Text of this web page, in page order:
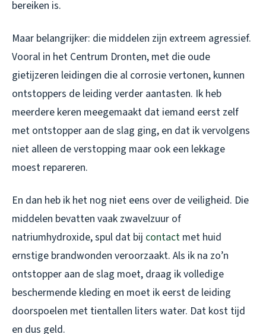
bereiken is.
Maar belangrijker: die middelen zijn extreem agressief.
Vooral in het Centrum Dronten, met die oude
gietijzeren leidingen die al corrosie vertonen, kunnen
ontstoppers de leiding verder aantasten. Ik heb
meerdere keren meegemaakt dat iemand eerst zelf
met ontstopper aan de slag ging, en dat ik vervolgens
niet alleen de verstopping maar ook een lekkage
moest repareren.
En dan heb ik het nog niet eens over de veiligheid. Die
middelen bevatten vaak zwavelzuur of
natriumhydroxide, spul dat bij contact met huid
ernstige brandwonden veroorzaakt. Als ik na zo’n
ontstopper aan de slag moet, draag ik volledige
beschermende kleding en moet ik eerst de leiding
doorspoelen met tientallen liters water. Dat kost tijd
en dus geld.